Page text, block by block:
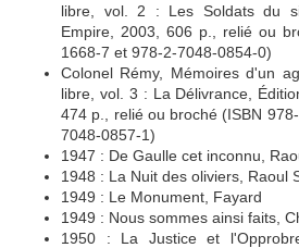
libre, vol. 2 : Les Soldats du
Empire, 2003, 606 p., relié ou
1668-7 et 978-2-7048-0854-0)
Colonel Rémy, Mémoires d'un
libre, vol. 3 : La Délivrance,
474 p., relié ou broché (ISBN
7048-0857-1)
1947 : De Gaulle cet inconnu,
1948 : La Nuit des oliviers, Raoul
1949 : Le Monument, Fayard
1949 : Nous sommes ainsi faits,
1950 : La Justice et